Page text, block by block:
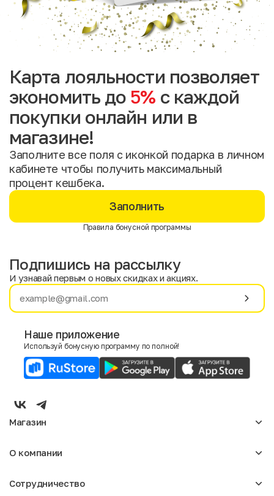
Карта лояльности позволяет
экономить до 5% с каждой
покупки онлайн или в
магазине!
Заполните все поля с иконкой подарка в личном
кабинете чтобы получить максимальный
процент кешбека.
Заполнить
Правила бонусной программы
Имя
E-mail
Мужской
Подпишись на рассылку
И узнавай первым о новых скидках и акциях.
Наше приложение
Используй бонусную программу по полной!
Магазин
Мужское
О компании
Отзывы
Сотрудничество